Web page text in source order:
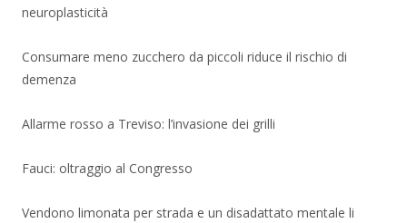
neuroplasticità
Consumare meno zucchero da piccoli riduce il rischio di
demenza
Allarme rosso a Treviso: l’invasione dei grilli
Fauci: oltraggio al Congresso
Vendono limonata per strada e un disadattato mentale li